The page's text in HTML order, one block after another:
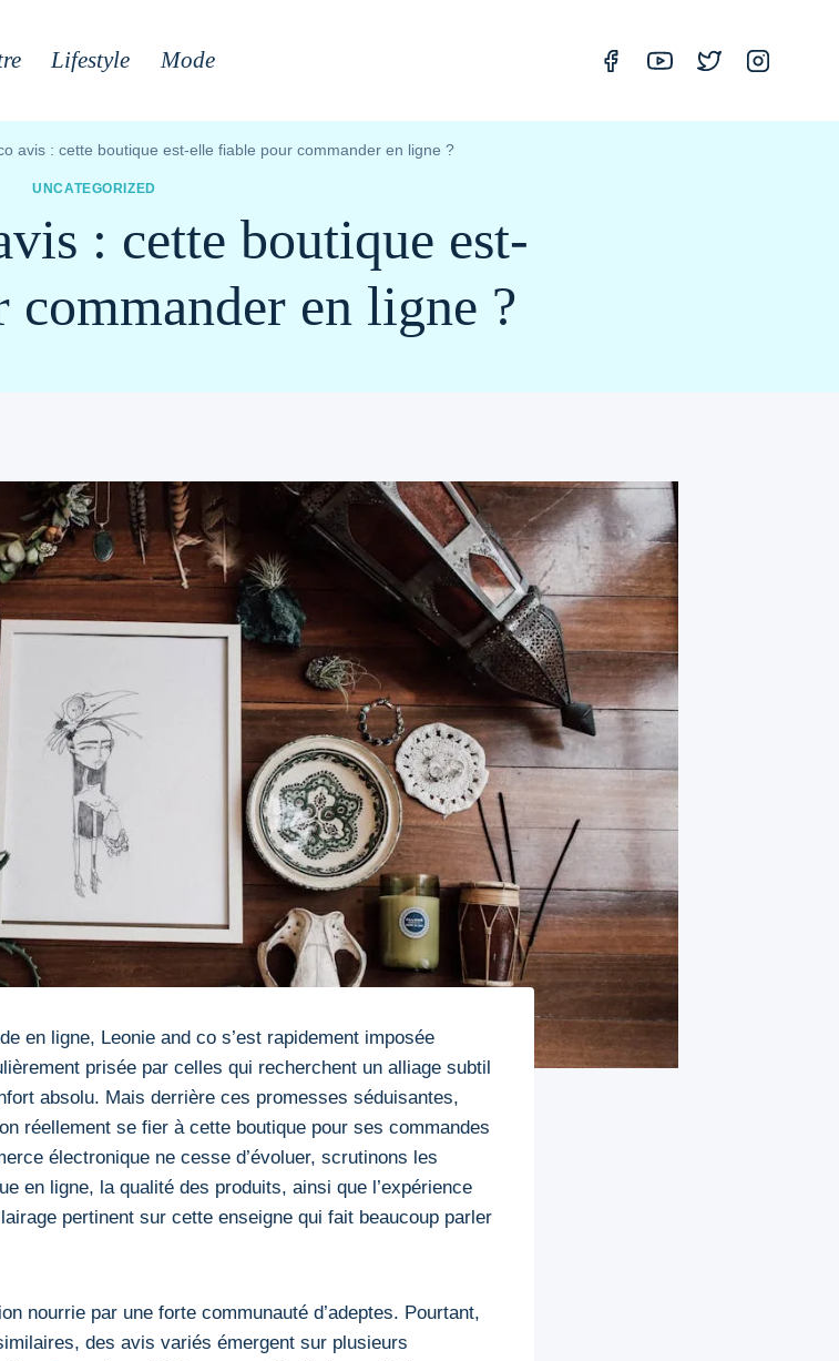
Lifestyle Mode
avis : cette boutique est-elle fiable pour commander en ligne ?
UNCATEGORIZED
: cette boutique est-
en ligne ?
en ligne, Leonie and co s’est rapidement imposée
prisée par celles qui recherchent un alliage subtil
absolu. Mais derrière ces promesses séduisantes,
réellement se fier à cette boutique pour ses commandes
électronique ne cesse d’évoluer, scrutinons les
en ligne, la qualité des produits, ainsi que l’expérience
pertinent sur cette enseigne qui fait beaucoup parler
nourrie par une forte communauté d’adeptes. Pourtant,
des avis variés émergent sur plusieurs